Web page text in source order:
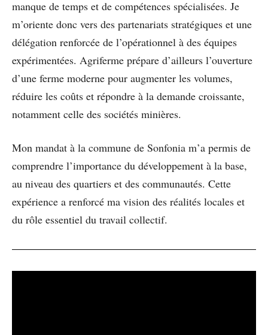
manque de temps et de compétences spécialisées. Je
m’oriente donc vers des partenariats stratégiques et une
délégation renforcée de l’opérationnel à des équipes
expérimentées. Agriferme prépare d’ailleurs l’ouverture
d’une ferme moderne pour augmenter les volumes,
réduire les coûts et répondre à la demande croissante,
notamment celle des sociétés minières.
Mon mandat à la commune de Sonfonia m’a permis de
comprendre l’importance du développement à la base,
au niveau des quartiers et des communautés. Cette
expérience a renforcé ma vision des réalités locales et
du rôle essentiel du travail collectif.